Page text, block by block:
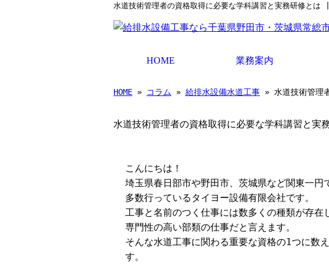
水道技術管理者の資格取得に必要な学科講習と実務研修と
HOME 業務案内
もっ
HOME » コラム » 給排水設備水道工事 » 水道技術管理
水道技術管理者の資格取得に必要な学科講習と実
こんにちは！
埼玉県春日部市や野田市、茨城県など関東一
多数行っているタイヨー設備有限会社です。
工事と名前のつく仕事には数多くの種類が存
専門性の高い部類の仕事だと言えます。
そんな水道工事に関わる重要な資格の1つに数
す。